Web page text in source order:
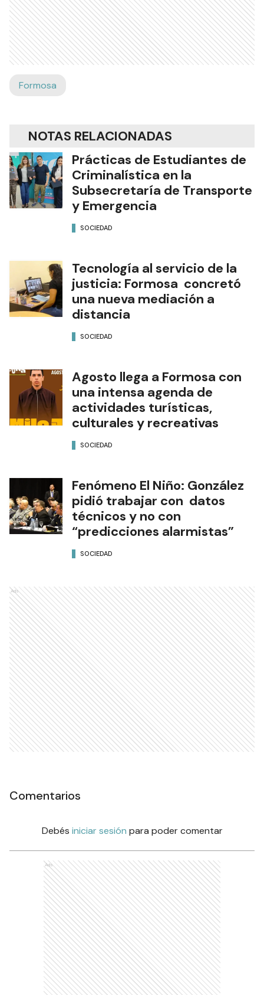
Formosa
NOTAS RELACIONADAS
Prácticas de Estudiantes de
Criminalística en la
Subsecretaría de Transporte
y Emergencia
SOCIEDAD
Tecnología al servicio de la
justicia: Formosa concretó
una nueva mediación a
distancia
SOCIEDAD
Agosto llega a Formosa con
una intensa agenda de
actividades turísticas,
culturales y recreativas
SOCIEDAD
Fenómeno El Niño: González
pidió trabajar con datos
técnicos y no con
“predicciones alarmistas”
SOCIEDAD
Ads
Comentarios
Debés iniciar sesión para poder comentar
Ads